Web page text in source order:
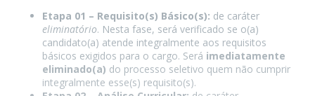
Etapa 01 – Requisito(s) Básico(s): de caráter
eliminatório. Nesta fase, será verificado se o(a)
candidato(a) atende integralmente aos requisitos
básicos exigidos para o cargo. Será imediatamente
eliminado(a) do processo seletivo quem não cumprir
integralmente esse(s) requisito(s).